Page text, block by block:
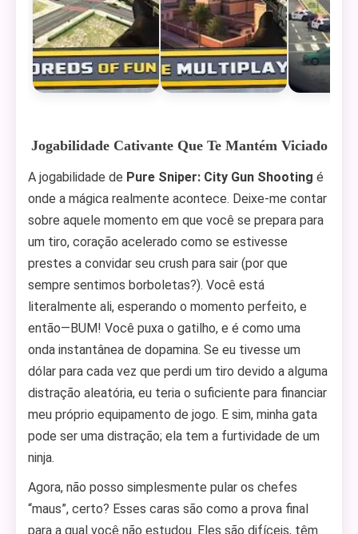
Jogabilidade Cativante Que Te Mantém Viciado
A jogabilidade de Pure Sniper: City Gun Shooting é
onde a mágica realmente acontece. Deixe-me contar
sobre aquele momento em que você se prepara para
um tiro, coração acelerado como se estivesse
prestes a convidar seu crush para sair (por que
sempre sentimos borboletas?). Você está
literalmente ali, esperando o momento perfeito, e
então—BUM! Você puxa o gatilho, e é como uma
onda instantânea de dopamina. Se eu tivesse um
dólar para cada vez que perdi um tiro devido a alguma
distração aleatória, eu teria o suficiente para financiar
meu próprio equipamento de jogo. E sim, minha gata
pode ser uma distração; ela tem a furtividade de um
ninja.
Agora, não posso simplesmente pular os chefes
“maus”, certo? Esses caras são como a prova final
para a qual você não estudou. Eles são difíceis, têm